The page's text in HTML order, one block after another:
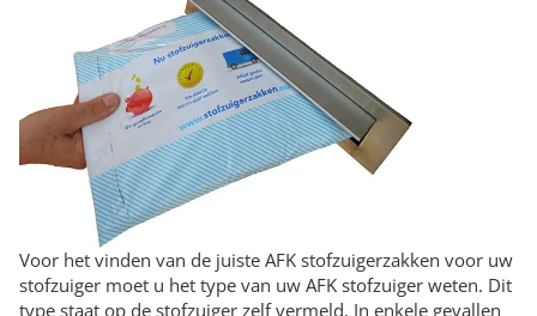
Voor het vinden van de juiste AFK stofzuigerzakken voor uw
stofzuiger moet u het type van uw AFK stofzuiger weten. Dit
type staat op de stofzuiger zelf vermeld. In enkele gevallen